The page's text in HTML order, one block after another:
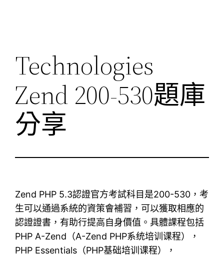
Technologies
Zend 200-530題庫
分享
Zend PHP 5.3認證官方考試科目是200-530，考
生可以通過系統的資策會補習，可以獲取相應的
認證證書，有助行提高自身價值。具體課程包括
PHP A-Zend（A-Zend PHP系统培训课程），
PHP Essentials（PHP基础培训课程），